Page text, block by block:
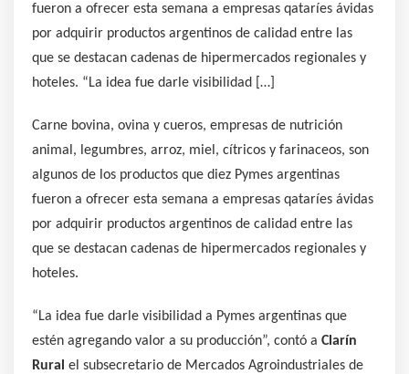
fueron a ofrecer esta semana a empresas qataríes ávidas
por adquirir productos argentinos de calidad entre las
que se destacan cadenas de hipermercados regionales y
hoteles. “La idea fue darle visibilidad […]
Carne bovina, ovina y cueros, empresas de nutrición
animal, legumbres, arroz, miel, cítricos y farinaceos, son
algunos de los productos que diez Pymes argentinas
fueron a ofrecer esta semana a empresas qataríes ávidas
por adquirir productos argentinos de calidad entre las
que se destacan cadenas de hipermercados regionales y
hoteles.
“La idea fue darle visibilidad a Pymes argentinas que
estén agregando valor a su producción”, contó a Clarín
Rural el subsecretario de Mercados Agroindustriales de